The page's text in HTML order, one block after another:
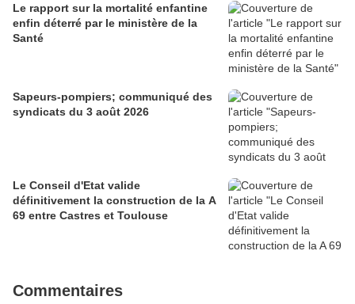
Le rapport sur la mortalité enfantine
enfin déterré par le ministère de la
Santé
Sapeurs-pompiers; communiqué des
syndicats du 3 août 2026
Le Conseil d'Etat valide
définitivement la construction de la A
69 entre Castres et Toulouse
Commentaires